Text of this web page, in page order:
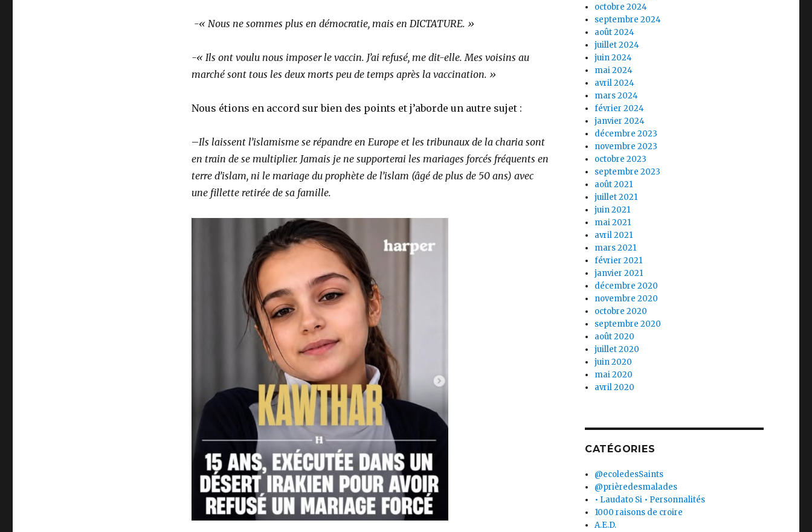
-« Nous ne sommes plus en démocratie, mais en DICTATURE. »
-« Ils ont voulu nous imposer le vaccin. J’ai refusé, me dit-elle. Mes voisins au
marché sont tous les deux morts peu de temps après la vaccination. »
Nous étions en accord sur bien des points et j’aborde un autre sujet :
–Ils laissent l’islamisme se répandre en Europe et les tribunaux de la charia sont
en train de se multiplier. Jamais je ne supporterai les mariages forcés fréquents en
terre d’islam, ni le mariage du prophète de l’islam (âgé de plus de 50 ans) avec
une fillette retirée de sa famille.
octobre 2024
septembre 2024
août 2024
juillet 2024
juin 2024
mai 2024
avril 2024
mars 2024
février 2024
janvier 2024
décembre 2023
novembre 2023
octobre 2023
septembre 2023
août 2021
juillet 2021
juin 2021
mai 2021
avril 2021
mars 2021
février 2021
janvier 2021
décembre 2020
novembre 2020
octobre 2020
septembre 2020
août 2020
juillet 2020
juin 2020
mai 2020
avril 2020
CATÉGORIES
@ecoledesSaints
@prièredesmalades
• Laudato Si • Personnalités
1000 raisons de croire
A.E.D.